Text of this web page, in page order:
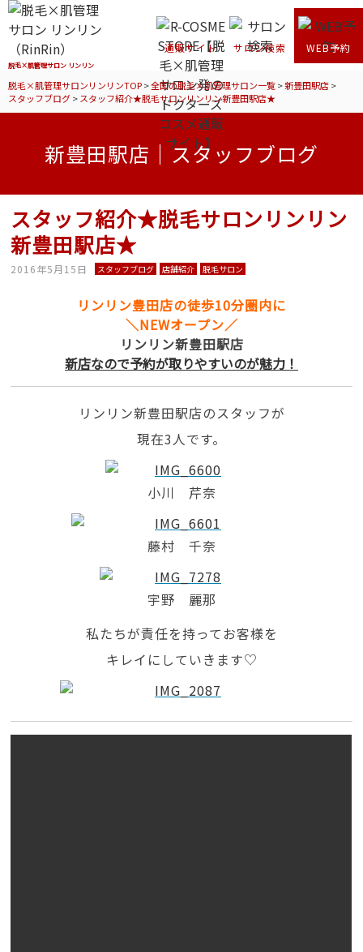
脱毛×肌管理サロン リンリン
通販サイト サロン検索 WEB予約
脱毛×肌管理サロンリンリンTOP>全国の脱毛×肌管理サロン一覧>新豊田駅店>
スタッフブログ> スタッフ紹介★脱毛サロンリンリン新豊田駅店★
新豊田駅店｜スタッフブログ
スタッフ紹介★脱毛サロンリンリン
新豊田駅店★
2016年5月15日 スタッフブログ 店舗紹介 脱毛サロン
リンリン豊田店の徒歩10分圏内に
＼NEWオープン／
リンリン新豊田駅店
新店なので予約が取りやすいのが魅力！
リンリン新豊田駅店のスタッフが
現在3人です。
小川 芹奈
藤村 千奈
宇野 麗那
私たちが責任を持ってお客様を
キレイにしていきます♡